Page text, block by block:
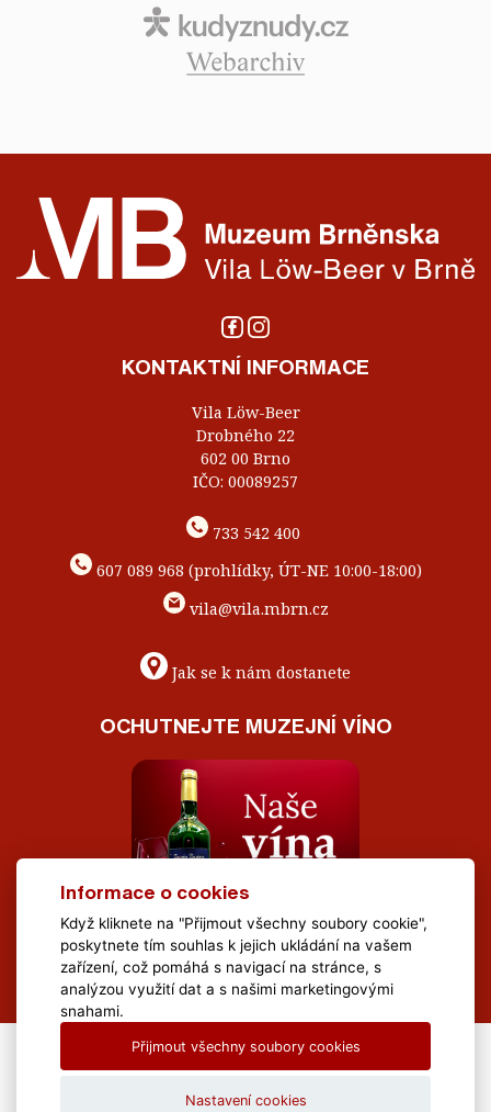
KONTAKTNÍ INFORMACE
Vila Löw-Beer
Drobného 22
602 00 Brno
IČO: 00089257
733 542 400
607 089 968 (prohlídky, ÚT-NE 10:00-18:00)
vila@vila.mbrn.cz
Jak se k nám dostanete
OCHUTNEJTE MUZEJNÍ VÍNO
All Rights Reserved Muzeum Brněnska © 2020, Webdesign by
Informace o cookies
Když kliknete na "Přijmout všechny soubory cookie",
poskytnete tím souhlas k jejich ukládání na vašem
zařízení, což pomáhá s navigací na stránce, s
analýzou využití dat a s našimi marketingovými
snahami.
Přijmout všechny soubory cookies
Nastavení cookies